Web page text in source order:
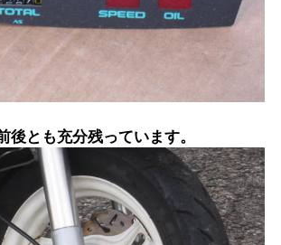
後とも充分残っています。